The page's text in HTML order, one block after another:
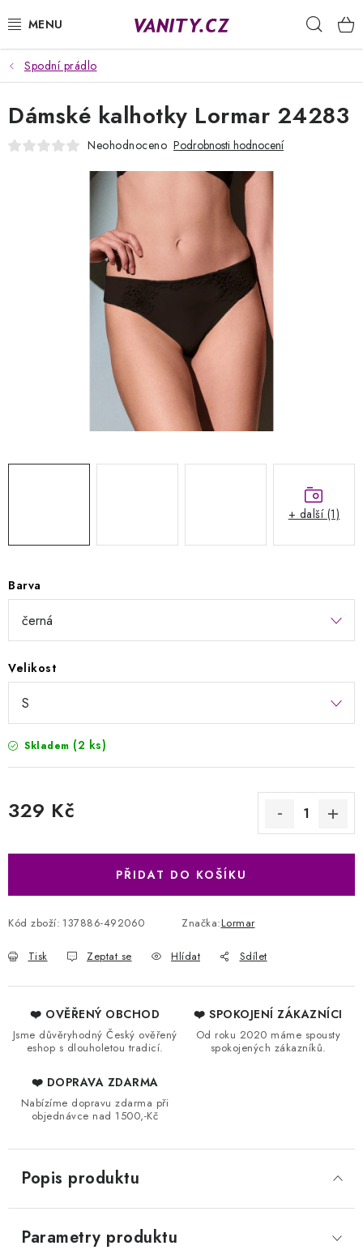
na
KABELKY
SPODNÍ PRÁDLO
PUNČOCHY
Jak nakupovat
Obchodní podmínky
Podmínky ochrany osobních údajů
Napište nám
Reklamace a vrácení zboží
Spodní prádlo
Barva
Velikost
Skladem (2 ks)
329 Kč
PŘIDAT DO KOŠÍKU
Kód zboží: 137886-492060 Značka:Lormar
Tisk Zeptat se Hlídat Sdílet
Dámské kalhotky Lormar 24283
Neohodnoceno Podrobnosti hodnocení
+ další (1)
❤️ OVĚŘENÝ OBCHOD
Jsme důvěryhodný Český ověřený
eshop s dlouholetou tradicí.
❤️ SPOKOJENÍ ZÁKAZNÍCI
Od roku 2020 máme spousty
spokojených zákazníků.
❤️ DOPRAVA ZDARMA
Nabízíme dopravu zdarma při
objednávce nad 1500,-Kč
Popis produktu
Parametry produktu